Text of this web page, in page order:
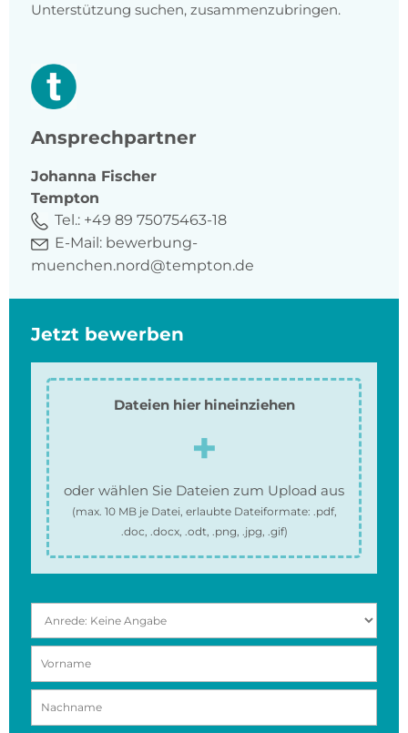
Unterstützung suchen, zusammenzubringen.
Ansprechpartner
Johanna Fischer
Tempton
Tel.: +49 89 75075463-18
E-Mail: bewerbung-
muenchen.nord@tempton.de
Jetzt bewerben
Dateien hier hineinziehen
oder wählen Sie Dateien zum Upload aus
(max. 10 MBje Datei, erlaubte Dateiformate: .pdf,
.doc, .docx, .odt, .png, .jpg, .gif)